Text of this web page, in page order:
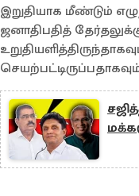
இறுதியாக மீண்டும்
ஜனாதிபதித்